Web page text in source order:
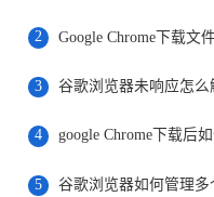
2 Google Chrome下载文
3 谷歌浏览器未响应怎么
4
5